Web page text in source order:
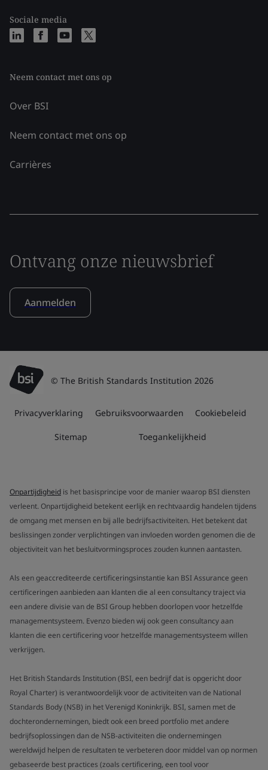
Sociale media
Neem contact met ons op
Over BSI
Neem contact met ons op
Carrières
Ontvang onze nieuwsbrief
Aanmelden
© The British Standards Institution 2026
Privacyverklaring Gebruiksvoorwaarden Cookiebeleid
Sitemap Toegankelijkheid
Onpartijdigheid is het basisprincipe voor de manier waarop BSI diensten
verleent. Onpartijdigheid betekent eerlijk en rechtvaardig handelen tijdens
de omgang met mensen en bij alle bedrijfsactiviteiten. Het betekent dat
beslissingen zonder verplichtingen van invloeden worden genomen die de
objectiviteit van het besluitvormingsproces zouden kunnen aantasten.
Als een geaccrediteerde certificeringsinstantie kan BSI Assurance geen
certificeringen aanbieden aan klanten die al een consultancy traject via
een andere divisie van de BSI Group hebben doorlopen voor hetzelfde
managementsysteem. Evenzo bieden wij ook geen consultancy aan
klanten die een certificering voor hetzelfde managementsysteem willen
verkrijgen.
Het British Standards Institution (BSI, een bedrijf dat is opgericht door
Royal Charter) is verantwoordelijk voor de activiteiten van de National
Standards Body (NSB) in het Verenigd Koninkrijk. BSI, samen met de
dochterondernemingen, biedt ook een breed portfolio met andere
bedrijfsoplossingen dan de NSB-activiteiten die ondernemingen
wereldwijd helpen de resultaten te verbeteren door middel van op normen
gebaseerde best practices (zoals certificering, een tool voor